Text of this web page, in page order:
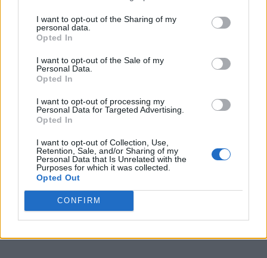
I want to opt-out of the Sharing of my
personal data.
Opted In
I want to opt-out of the Sale of my
Personal Data.
Opted In
I want to opt-out of processing my
Personal Data for Targeted Advertising.
Opted In
I want to opt-out of Collection, Use,
Retention, Sale, and/or Sharing of my
Personal Data that Is Unrelated with the
Purposes for which it was collected.
Opted Out
CONFIRM